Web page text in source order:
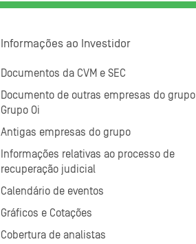
Informações ao Investidor
Documentos da CVM e SEC
Documento de outras empresas do grupo
Grupo Oi
Antigas empresas do grupo
Informações relativas ao processo de
recuperação judicial
Calendário de eventos
Gráficos e Cotações
Cobertura de analistas